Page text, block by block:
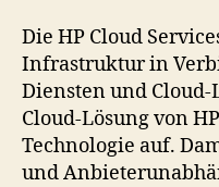
Die HP Cloud
Infrastruktur in
Diensten und
Cloud-Lösung von
Technologie auf.
und